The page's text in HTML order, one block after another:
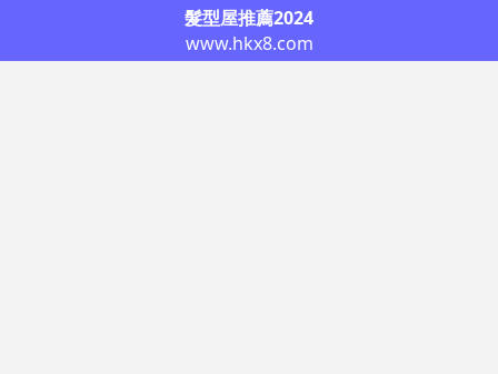
髮型屋推薦2024
www.hkx8.com